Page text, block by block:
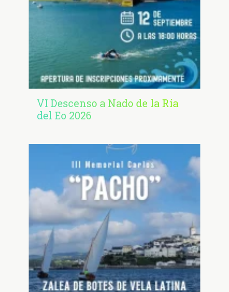
VI Descenso a Nado de la Ría
del Eo 2026